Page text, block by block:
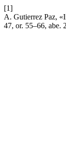
[1]
A. Gutierrez Paz,
47, or. 55–66, abe.